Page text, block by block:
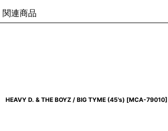
関連商品
HEAVY D. & THE BOYZ / BIG TYME (45's) [MCA-79010]